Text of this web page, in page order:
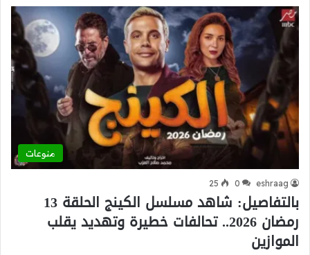
منوعات
eshraag
0
25
بالتفاصيل: شاهد مسلسل الكينج الحلقة 13
رمضان 2026.. تحالفات خطيرة وتهديد يقلب
الموازين